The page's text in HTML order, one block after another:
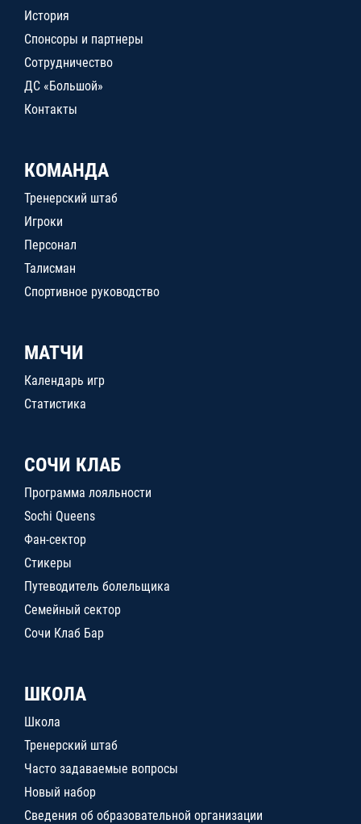
История
Спонсоры и партнеры
Сотрудничество
ДС «Большой»
Контакты
КОМАНДА
Тренерский штаб
Игроки
Персонал
Талисман
Спортивное руководство
МАТЧИ
Календарь игр
Статистика
СОЧИ КЛАБ
Программа лояльности
Sochi Queens
Фан-сектор
Стикеры
Путеводитель болельщика
Семейный сектор
Сочи Клаб Бар
ШКОЛА
Школа
Тренерский штаб
Часто задаваемые вопросы
Новый набор
Сведения об образовательной организации